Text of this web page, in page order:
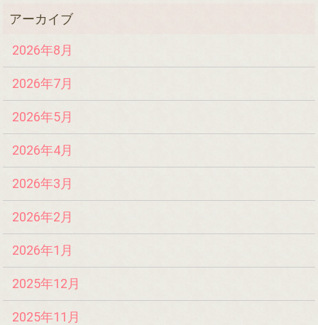
2026年8月
2026年7月
2026年5月
2026年4月
2026年3月
2026年2月
2026年1月
2025年12月
2025年11月